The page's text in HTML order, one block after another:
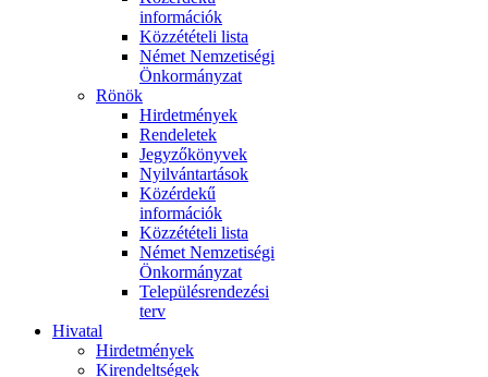
információk
Közzétételi lista
Német Nemzetiségi
Önkormányzat
Rönök
Hirdetmények
Rendeletek
Jegyzőkönyvek
Nyilvántartások
Közérdekű
információk
Közzétételi lista
Német Nemzetiségi
Önkormányzat
Településrendezési
terv
Hivatal
Hirdetmények
Kirendeltségek